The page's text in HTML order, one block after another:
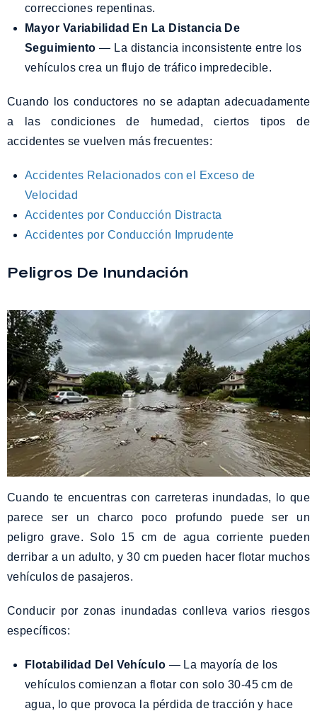
correcciones repentinas.
Mayor Variabilidad En La Distancia De
Seguimiento — La distancia inconsistente entre los
vehículos crea un flujo de tráfico impredecible.
Cuando los conductores no se adaptan adecuadamente
a las condiciones de humedad, ciertos tipos de
accidentes se vuelven más frecuentes:
Accidentes Relacionados con el Exceso de
Velocidad
Accidentes por Conducción Distracta
Accidentes por Conducción Imprudente
Peligros De Inundación
Cuando te encuentras con carreteras inundadas, lo que
parece ser un charco poco profundo puede ser un
peligro grave. Solo 15 cm de agua corriente pueden
derribar a un adulto, y 30 cm pueden hacer flotar muchos
vehículos de pasajeros.
Conducir por zonas inundadas conlleva varios riesgos
específicos:
Flotabilidad Del Vehículo — La mayoría de los
vehículos comienzan a flotar con solo 30-45 cm de
agua, lo que provoca la pérdida de tracción y hace